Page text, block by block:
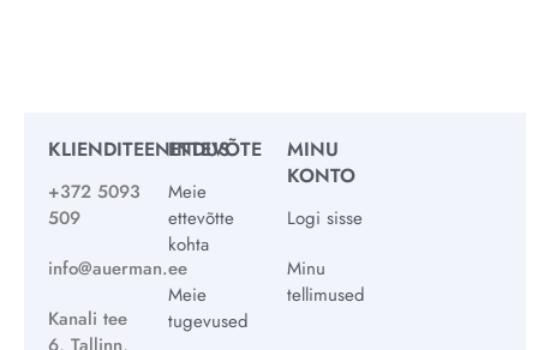
KLIENDITEENINDUS
+372 5093
509
info@auerman.ee
Kanali tee
ETTEVÕTE
Meie
ettevõtte
kohta
Meie
tugevused
MINU
KONTO
Logi sisse
Minu
tellimused